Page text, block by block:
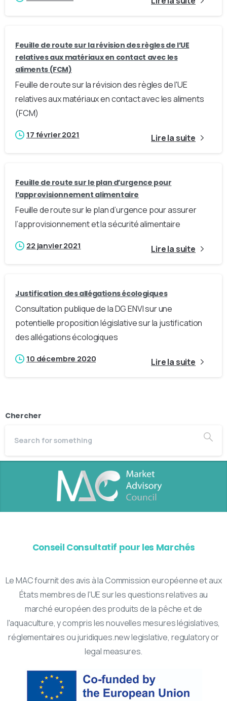
Feuille de route sur la révision des règles de l’UE
relatives aux matériaux en contact avec les
aliments (FCM)
Feuille de route sur la révision des règles de l'UE
relatives aux matériaux en contact avec les aliments
(FCM)
17 février 2021 Lire la suite
Feuille de route sur le plan d’urgence pour
l’approvisionnement alimentaire
Feuille de route sur le plan d’urgence pour assurer
l’approvisionnement et la sécurité alimentaire
22 janvier 2021 Lire la suite
Justification des allégations écologiques
Consultation publique de la DG ENVI sur une
potentielle proposition législative sur la justification
des allégations écologiques
10 décembre 2020 Lire la suite
Chercher
Conseil Consultatif pour les Marchés
Le MAC fournit des avis à la Commission européenne et aux
États membres de l'UE sur les questions relatives au
marché européen des produits de la pêche et de
l'aquaculture, y compris les nouvelles mesures législatives,
réglementaires ou juridiques.new legislative, regulatory or
legal measures.